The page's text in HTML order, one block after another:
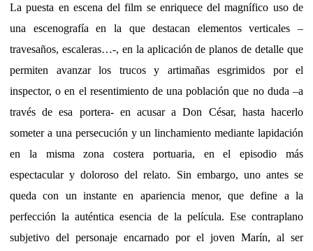
La puesta en escena del film se enriquece del magnífico uso de
una escenografía en la que destacan elementos verticales –
travesaños, escaleras…-, en la aplicación de planos de detalle que
permiten avanzar los trucos y artimañas esgrimidos por el
inspector, o en el resentimiento de una población que no duda –a
través de esa portera- en acusar a Don César, hasta hacerlo
someter a una persecución y un linchamiento mediante lapidación
en la misma zona costera portuaria, en el episodio más
espectacular y doloroso del relato. Sin embargo, uno antes se
queda con un instante en apariencia menor, que define a la
perfección la auténtica esencia de la película. Ese contraplano
subjetivo del personaje encarnado por el joven Marín, al ser